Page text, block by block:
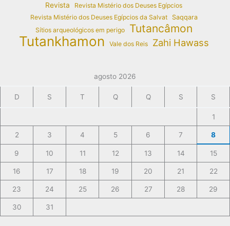
Revista
Revista Mistério dos Deuses Egípcios
Revista Mistério dos Deuses Egípcios da Salvat
Saqqara
Sítios arqueológicos em perigo
Tutancâmon
Tutankhamon Vale dos Reis Zahi Hawass
agosto 2026
D S T Q Q S S
1
2 3 4 5 6 7 8
9 10 11 12 13 14 15
16 17 18 19 20 21 22
23 24 25 26 27 28 29
30 31